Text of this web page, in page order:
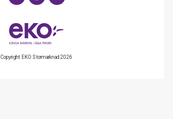
Copyright EKO Stormarknad 2026